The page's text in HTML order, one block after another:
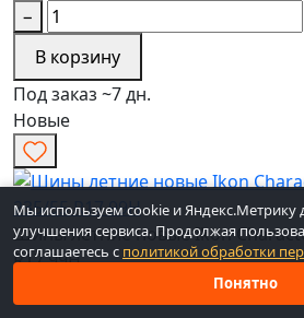
−
В корзину
Под заказ ~7 дн.
Новые
Шины летние новые Ikon
R17 99H
Мы используем cookie и Яндекс.Метрику
улучшения сервиса. Продолжая
соглашаетесь с политикой обработки
Понятно